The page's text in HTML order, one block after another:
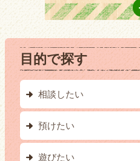
目的で探す
相談したい
預けたい
遊びたい